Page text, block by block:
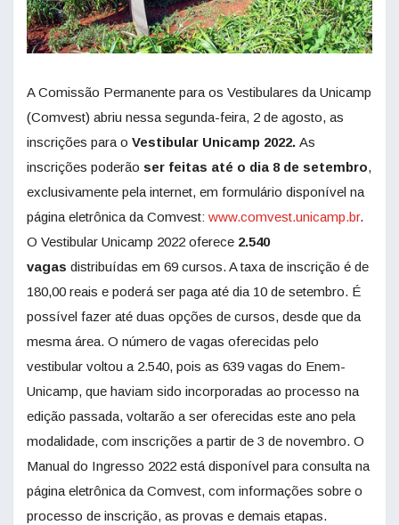
A Comissão Permanente para os Vestibulares da Unicamp
(Comvest) abriu nessa segunda-feira, 2 de agosto, as
inscrições para o Vestibular Unicamp 2022. As
inscrições poderão ser feitas até o dia 8 de setembro,
exclusivamente pela internet, em formulário disponível na
página eletrônica da Comvest: www.comvest.unicamp.br.
O Vestibular Unicamp 2022 oferece 2.540
vagas distribuídas em 69 cursos. A taxa de inscrição é de
180,00 reais e poderá ser paga até dia 10 de setembro. É
possível fazer até duas opções de cursos, desde que da
mesma área. O número de vagas oferecidas pelo
vestibular voltou a 2.540, pois as 639 vagas do Enem-
Unicamp, que haviam sido incorporadas ao processo na
edição passada, voltarão a ser oferecidas este ano pela
modalidade, com inscrições a partir de 3 de novembro. O
Manual do Ingresso 2022 está disponível para consulta na
página eletrônica da Comvest, com informações sobre o
processo de inscrição, as provas e demais etapas.